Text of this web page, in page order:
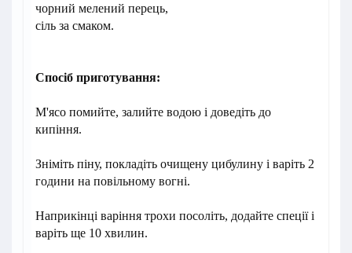
чорний мелений перець,
сіль за смаком.
Спосіб приготування:
М'ясо помийте, залийте водою і доведіть до
кипіння.
Зніміть піну, покладіть очищену цибулину і варіть 2
години на повільному вогні.
Наприкінці варіння трохи посоліть, додайте спеції і
варіть ще 10 хвилин.